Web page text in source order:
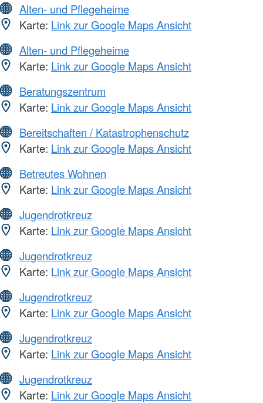
Alten- und Pflegeheime
Karte: Link zur Google Maps Ansicht
Alten- und Pflegeheime
Karte: Link zur Google Maps Ansicht
Beratungszentrum
Karte: Link zur Google Maps Ansicht
Bereitschaften / Katastrophenschutz
Karte: Link zur Google Maps Ansicht
Betreutes Wohnen
Karte: Link zur Google Maps Ansicht
Jugendrotkreuz
Karte: Link zur Google Maps Ansicht
Jugendrotkreuz
Karte: Link zur Google Maps Ansicht
Jugendrotkreuz
Karte: Link zur Google Maps Ansicht
Jugendrotkreuz
Karte: Link zur Google Maps Ansicht
Jugendrotkreuz
Karte: Link zur Google Maps Ansicht